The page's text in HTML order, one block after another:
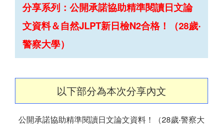
分享系列：公開承諾協助精準閱讀日文論
文資料＆自然JLPT新日檢N2合格！（28歲‧
警察大學）
以下部分為本次分享內文
公開承諾協助精準閱讀日文論文資料！（28歲‧警察大